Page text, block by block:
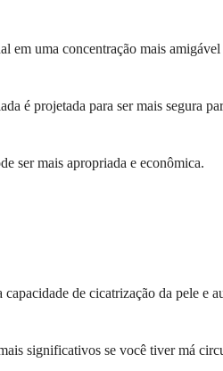
uma concentração mais
é projetada para ser mais segura
ser mais apropriada e econômica.
de cicatrização da pele e
significativos se você tiver má